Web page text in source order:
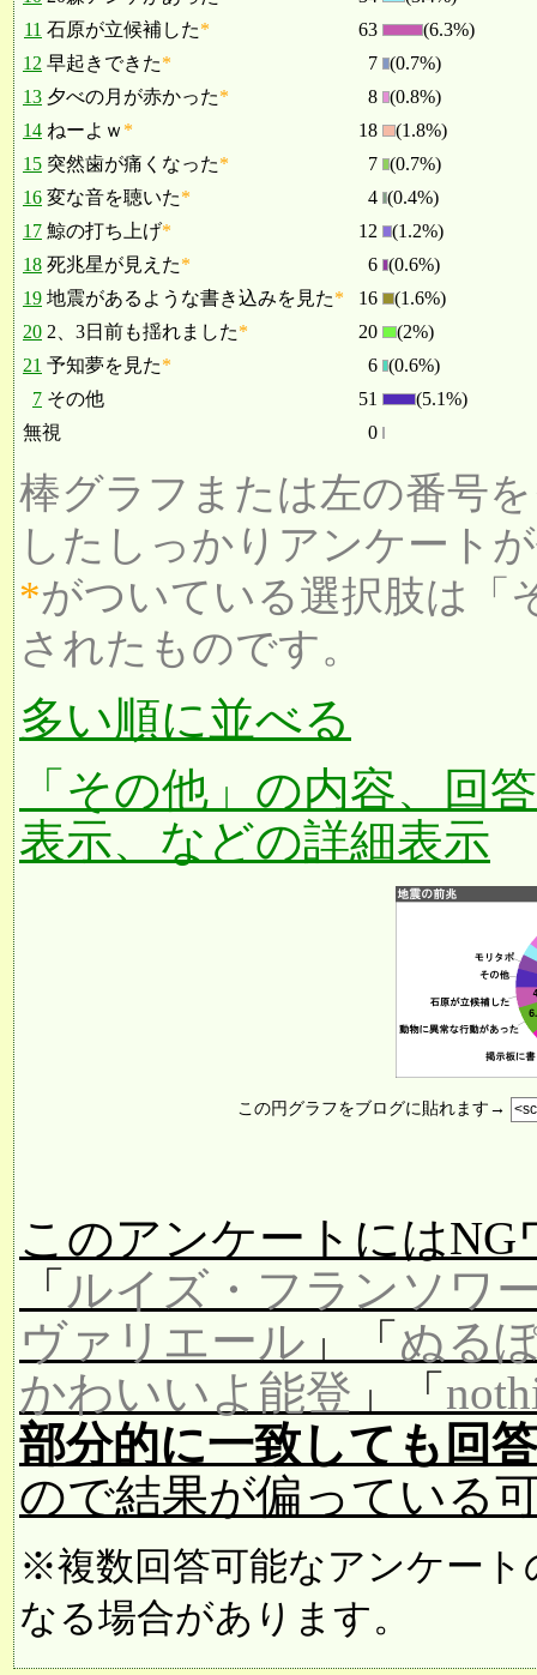
11 石原が立候補した* 63
(6.3%)
12 早起きできた* 7 (0.7%)
13 夕べの月が赤かった* 8 (0.8%)
14 ねーよｗ * 18
(1.8%)
15 突然歯が痛くなった* 7 (0.7%)
16 変な音を聴いた* 4 (0.4%)
17 鯨の打ち上げ* 12
(1.2%)
18 死兆星が見えた* 6 (0.6%)
19 地震があるような書き込みを見た* 16
(1.6%)
20 2、3日前も揺れました* 20
(2%)
21 予知夢を見た* 6 (0.6%)
7 その他 51
(5.1%)
無視
0
棒グラフまたは左の番号
したしっかりアンケート
*がついている選択肢は「
されたものです。
多い順に並べる
「その他」の内容、回
表示、などの詳細表示
この円グラフをブログに貼れます→
このアンケートにはNG
「 ルイズ・フランソワ
ヴァリエール 」「 ぬる
かわいいよ能登 」「
部分的に一致しても回
ので結果が偏っている
※複数回答可能なアンケート
なる場合があります。